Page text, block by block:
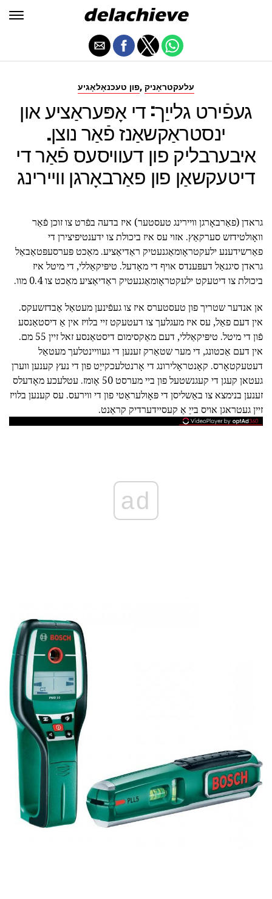
פון טעכנאָלאָגיע, עלעקטראָניק
געפֿירט גלייַך: די אָפּעראַציע און
ינסטראַקשאַנז פֿאַר נוצן.
איבערבליק פון דעוויסעס פֿאַר די
דיטעקשאַן פון פאַרבאָרגן וויירינג
גראדן (פאַרבאָרגן וויירינג טעסטער) איז בדעה בפֿרט צו זוכן פֿאַר
וואָולטידזש סערקאַץ. אזוי עס איז ביכולת צו ידענטיפיצירן די
פאַרשידענע ילעקטראָומאַגנעטיק ראַדיאַציע. מאַכט פּערסעפּטאַבאַל
גראדן סיגנאַל דעפּענדס אויף די מאָדעל. טיפּיקאַללי, די מיטל איז
ביכולת צו דיטעקט ילעקטראָומאַגנעטיק ראַדיאַציע מאַכט צו 0.4 מוו.
אן אנדער שטריך פון טעסטערס איז צו געפֿינען מעטאַל אַבדזשעקס.
אין דעם פאַל, עס איז מעגלעך צו דעטעקט זיי בלויז אין אַ דיסטאַנסע
פֿון די מיטל. טיפּיקאַללי, דעם מאַקסימום דיסטאַנסע זאל זיין 55 מם.
אין דעם אַכטונג, די מער שטאַרק זענען די געוויינטלעך מעטאַל
דעטעקטאָרס. קאָנטראָלירונג די אָרנטלעכקייַט פון די נעץ קענען ווערן
געטאן קעגן די קעגנשטעל פון ביי מערסט 50 אָומז. עטלעכע מאָדעלס
זענען בנימצא צו באַשליסן די פּאָולעראַטי פון די ווירעס. עס קענען בלויז
זיין געטראגן אויס בייַ אַ קעסיידערדיק קראַנט.
ad